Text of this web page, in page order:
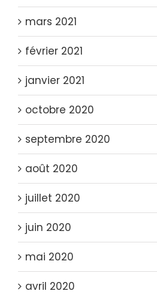
mars 2021
février 2021
janvier 2021
octobre 2020
septembre 2020
août 2020
juillet 2020
juin 2020
mai 2020
avril 2020